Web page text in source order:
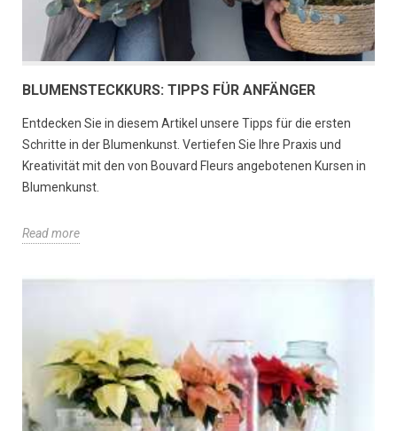
BLUMENSTECKKURS: TIPPS FÜR ANFÄNGER
Entdecken Sie in diesem Artikel unsere Tipps für die ersten
Schritte in der Blumenkunst. Vertiefen Sie Ihre Praxis und
Kreativität mit den von Bouvard Fleurs angebotenen Kursen in
Blumenkunst.
Read more